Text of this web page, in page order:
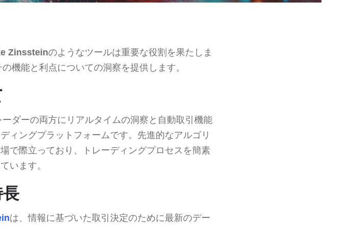
Zinssteinのようなツールは重要な役割を果たしま
機能と利点についての洞察を提供します。
ダーの両方にリアルタイムの洞察と自動取引機能
ィングプラットフォームです。先進的なアルゴリ
で際立っており、トレーディングプロセスを簡素
います。
は、情報に基づいた取引決定のために最新のデー